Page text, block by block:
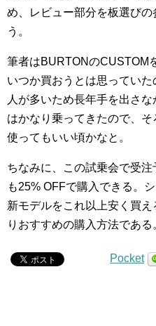
め、レビュー部分を板選び
う。
筆者はBURTONのCUSTOM
いつか買おうとは思ってい
人が多いため長年手を出さ
はかなり乗ってきたので、
使ってもいい頃かなと。
ちなみに、この試乗会で受
も25% OFFで購入できる。
新モデルをこれ以上安く買
りおすすめの購入方法である
Pocket